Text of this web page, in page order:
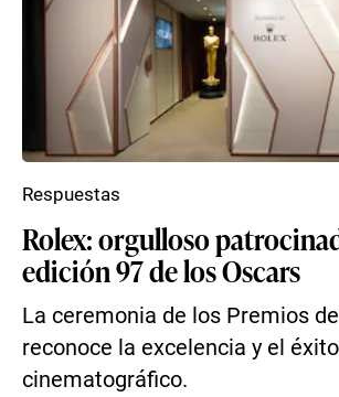
Rolex: orgulloso
edición 97 de los Oscars
La ceremonia de los Premios
reconoce la excelencia y el
cinematográfico.
Respuestas